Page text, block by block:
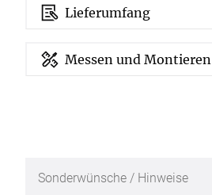
Lieferumfang
Messen und Montieren